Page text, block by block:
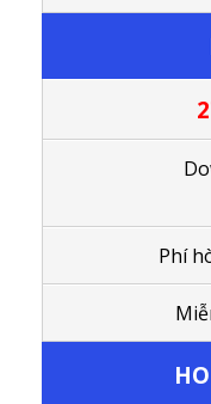
Phí
M